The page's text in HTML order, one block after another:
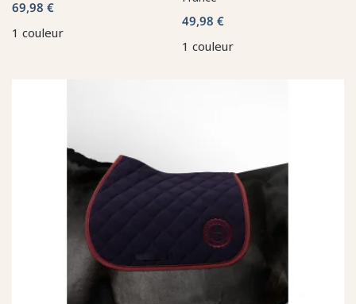
69,98 €
1 couleur
49,98 €
1 couleur